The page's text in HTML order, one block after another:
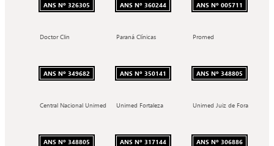
ANS Nº 326305 ANS Nº 360244 ANS Nº 005711
Doctor Clin
ANS Nº 349682
Paraná Clínicas
ANS Nº 350141
Promed
ANS Nº 348805
Central Nacional Unimed
ANS Nº 348805
Unimed Fortaleza
ANS Nº 317144
Unimed Juiz de Fora
ANS Nº 306886